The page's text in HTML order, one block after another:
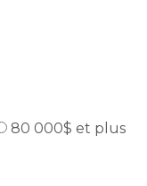
80 000$ et plus